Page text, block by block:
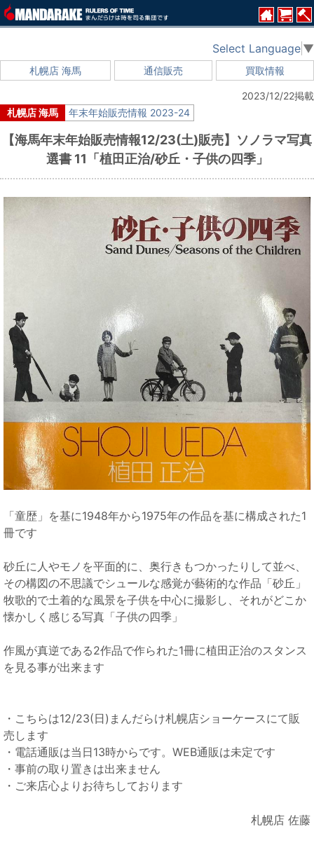
札幌店 海馬 通信販売 買取情報
Select Language ▼
札幌店 海馬 年末年始販売情報 2023-24
2023/12/22掲載
【海馬年末年始販売情報12/23(土)販売】ソノラマ写真
選書 11「植田正治/砂丘・子供の四季」
「童歴」を基に1948年から1975年の作品を基に構成された1
冊です
砂丘に人やモノを平面的に、奥行きもつかったりして並べ、
その構図の不思議でシュールな感覚が藝術的な作品「砂丘」
牧歌的で土着的な風景を子供を中心に撮影し、それがどこか
懐かしく感じる写真「子供の四季」
作風が真逆である2作品で作られた1冊に植田正治のスタンス
を見る事が出来ます
・こちらは12/23(日)まんだらけ札幌店ショーケースにて販
売します
・電話通販は当日13時からです。WEB通販は未定です
・事前の取り置きは出来ません
・ご来店心よりお待ちしております
札幌店 佐藤